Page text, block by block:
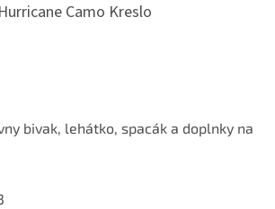
Camo Kreslo
produktu je 5 z 5 hviezdičiek.
bivak, lehátko, spacák a doplnky na